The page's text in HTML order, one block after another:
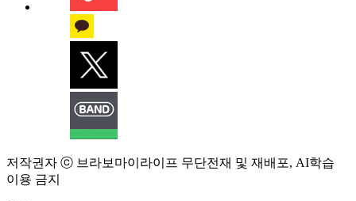
저작권자 ⓒ 브라보마이라이프 무단전재 및 재배포, AI학습
이용 금지